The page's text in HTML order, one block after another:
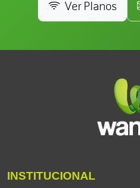
Ver Planos
INSTITUCIONAL